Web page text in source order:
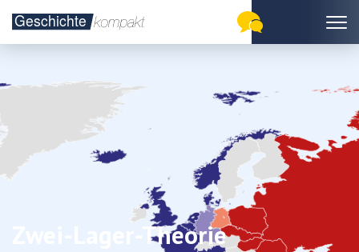
Zwei-Lager-Theorie